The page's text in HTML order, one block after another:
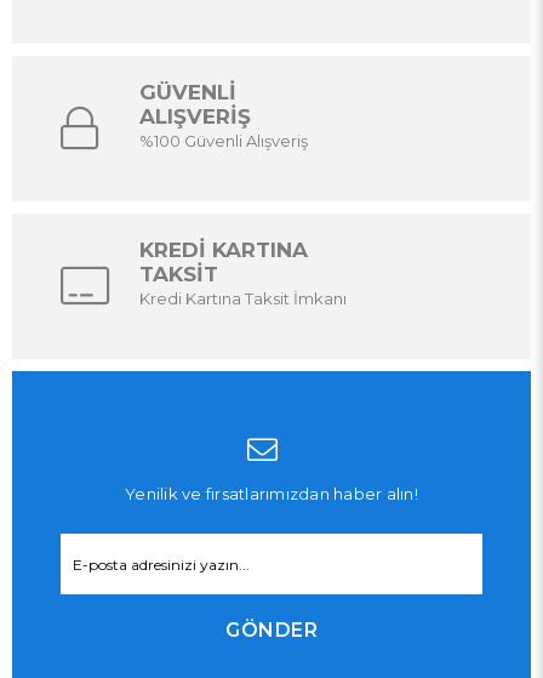
GÜVENLİ
ALIŞVERİŞ
%100 Güvenli Alışveriş
KREDİ KARTINA
TAKSİT
Kredi Kartına Taksit İmkanı
Yenilik ve fırsatlarımızdan haber alın!
GÖNDER